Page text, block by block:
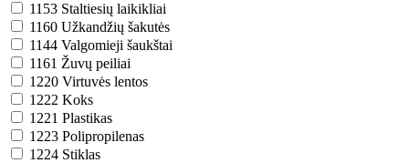
1153 Staltiesių laikikliai
1160 Užkandžių šakutės
1144 Valgomieji šaukštai
1161 Žuvų peiliai
1220 Virtuvės lentos
1222 Koks
1221 Plastikas
1223 Polipropilenas
1224 Stiklas